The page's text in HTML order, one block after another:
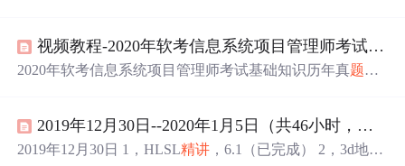
是中级里相对容易上手的，现在开始完全来得及！
视频教程-2020年软考信息系统项目管理师考试基础知识历年真
2020年软考信息系统项目管理师考试基础知识历年真题详
2019年12月30日--2020年1月5日（共46小时，剩9954小时)
2019年12月30日 1，HLSL精讲 ，6.1（已完成） 2，3d地球